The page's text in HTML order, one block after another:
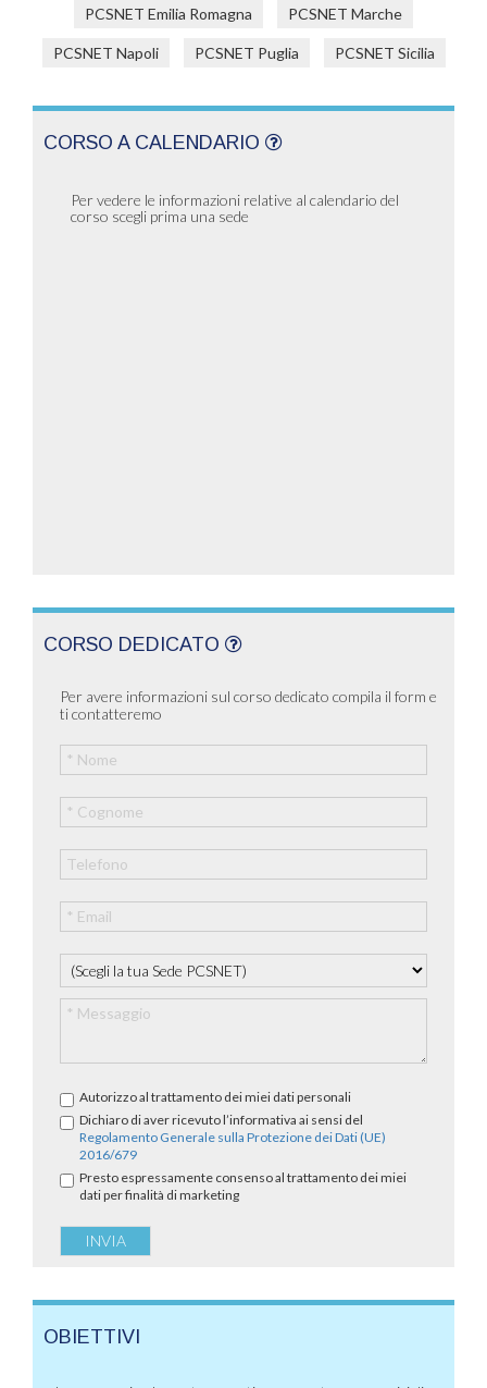
PCSNET Emilia Romagna PCSNET Marche
PCSNET Napoli PCSNET Puglia PCSNET Sicilia
CORSO A CALENDARIO
Per vedere le informazioni relative al calendario del
corso scegli prima una sede
CORSO DEDICATO
Per avere informazioni sul corso dedicato compila il form e
ti contatteremo
Autorizzo al trattamento dei miei dati personali
Dichiaro di aver ricevuto l’informativa ai sensi del
Regolamento Generale sulla Protezione dei Dati (UE)
2016/679
Presto espressamente consenso al trattamento dei miei
dati per finalità di marketing
OBIETTIVI